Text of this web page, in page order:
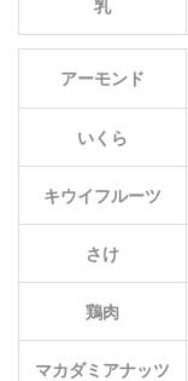
乳
アーモンド
いくら
キウイフルーツ
さけ
鶏肉
マカダミアナッツ